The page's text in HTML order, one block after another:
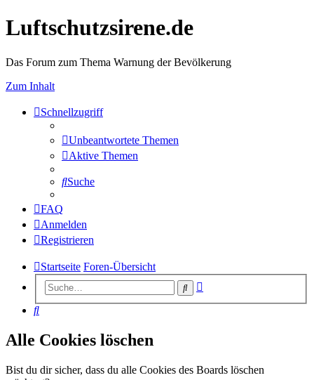
Luftschutzsirene.de
Das Forum zum Thema Warnung der Bevölkerung
Zum Inhalt
Schnellzugriff
Unbeantwortete Themen
Aktive Themen
Suche
FAQ
Anmelden
Registrieren
Startseite Foren-Übersicht
Suche
Suche
Alle Cookies löschen
Bist du dir sicher, dass du alle Cookies des Boards löschen